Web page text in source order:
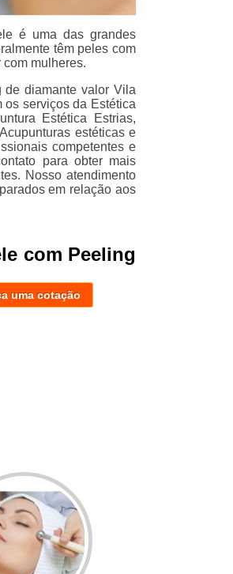
é uma das grandes
têm peles com
mulheres.
diamante valor Vila
os serviços da Estética
Estética Estrias,
estéticas e
competentes e
para obter mais
Nosso atendimento
em relação aos
com Peeling
uma cotação